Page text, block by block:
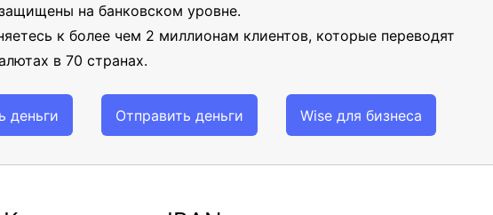
на банковском уровне.
к более чем 2 миллионам клиентов, которые переводят
в 70 странах.
деньги Отправить деньги Wise для бизнеса